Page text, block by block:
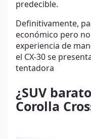
predecible.
Definitivamente,
económico pero
experiencia de
el CX-30 se
tentadora
¿SUV
Corolla